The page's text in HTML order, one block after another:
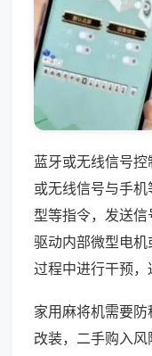
蓝牙或无线信号
或无线信号与手
型等指令，发送
驱动内部微型电
过程中进行干预，
家用麻将机需要
改装，二手购入